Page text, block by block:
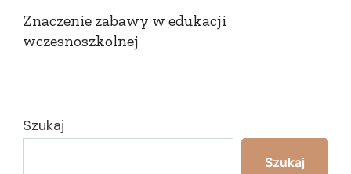
Znaczenie zabawy w edukacji
wczesnoszkolnej
Szukaj
Szukaj